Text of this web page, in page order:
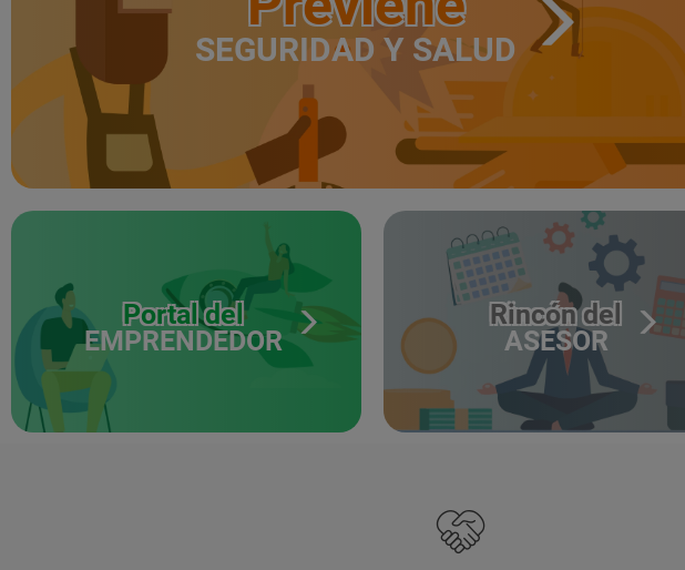
SEGURIDAD Y SALUD
Portal del
EMPRENDEDOR
Rincón del
ASESOR